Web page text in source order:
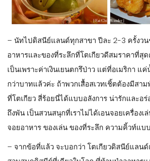
ขออธิบายอีกครั้งค่ะว่า ตั๋วเข้าดิสนีย์แลนด์ที่เร
สามารถเล่นได้ทุกอย่าง ไม่ต้องซื้อบัตรแยกเป็น
มันคือบัตรลัดคิว เป็นใช้เงินแก้ปัญหา สำหรับเค
นานๆ ก็จะจ่ายเพิ่มได้ค่ะ ให้ไปดูหน้างานก่อน
ไม่ต้องซื้อก็ได้ค่า
– ถ้าเป็นไปได้ เลี่ยงไปวันหยุดต่างๆ นะคะ คน